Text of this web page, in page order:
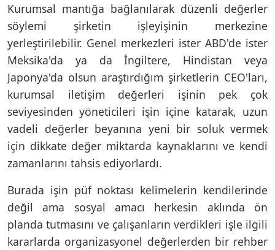
Kurumsal mantığa bağlanılarak düzenli değerler
söylemi şirketin işleyişinin merkezine
yerleştirilebilir. Genel merkezleri ister ABD'de ister
Meksika'da ya da İngiltere, Hindistan veya
Japonya'da olsun araştırdığım şirketlerin CEO'ları,
kurumsal iletişim değerleri işinin pek çok
seviyesinden yöneticileri işin içine katarak, uzun
vadeli değerler beyanına yeni bir soluk vermek
için dikkate değer miktarda kaynaklarını ve kendi
zamanlarını tahsis ediyorlardı.
Burada işin püf noktası kelimelerin kendilerinde
değil ama sosyal amacı herkesin aklında ön
planda tutmasını ve çalışanların verdikleri işle ilgili
kararlarda organizasyonel değerlerden bir rehber